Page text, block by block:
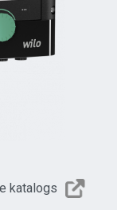
katalogs